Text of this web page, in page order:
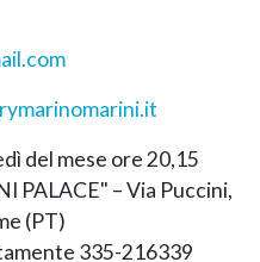
del mese ore 20,15
PALACE" – Via Puccini,
(PT)
335-216339